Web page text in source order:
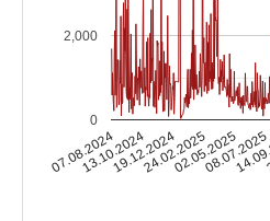
07.08.2024
13.10.2024
19.12.2024
24.02.2025
02.05.2025
08.07.2025
0
2,000